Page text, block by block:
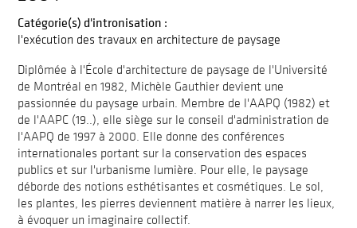
Catégorie(s) d'intronisation :
l'exécution des travaux en architecture de paysage
Diplômée à l'École d'architecture de paysage de l'Université
de Montréal en 1982, Michèle Gauthier devient une
passionnée du paysage urbain. Membre de l'AAPQ (1982) et
de l'AAPC (19..), elle siège sur le conseil d'administration de
l'AAPQ de 1997 à 2000. Elle donne des conférences
internationales portant sur la conservation des espaces
publics et sur l'urbanisme lumière. Pour elle, le paysage
déborde des notions esthétisantes et cosmétiques. Le sol,
les plantes, les pierres deviennent matière à narrer les lieux,
à évoquer un imaginaire collectif.